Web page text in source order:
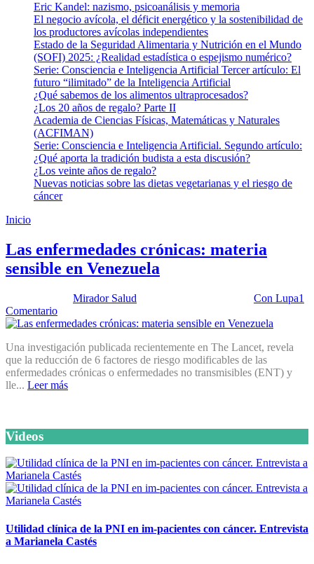
Eric Kandel: nazismo, psicoanálisis y memoria
El negocio avícola, el déficit energético y la sostenibilidad de
los productores avícolas independientes
Estado de la Seguridad Alimentaria y Nutrición en el Mundo
(SOFI) 2025: ¿Realidad estadística o espejismo numérico?
Serie: Consciencia e Inteligencia Artificial Tercer artículo: El
futuro “ilimitado” de la Inteligencia Artificial
¿Qué sabemos de los alimentos ultraprocesados?
¿Los 20 años de regalo? Parte II
Academia de Ciencias Físicas, Matemáticas y Naturales
(ACFIMAN)
Serie: Consciencia e Inteligencia Artificial. Segundo artículo:
¿Qué aporta la tradición budista a esta discusión?
¿Los veinte años de regalo?
Nuevas noticias sobre las dietas vegetarianas y el riesgo de
cáncer
Inicio
Las enfermedades crónicas: materia
sensible en Venezuela
Mirador Salud Con Lupa1
Comentario
Una investigación publicada recientemente en The Lancet, revela
que la reducción de 6 factores de riesgo modificables de las
enfermedades crónicas o enfermedades no transmisibles (ENT) y
lle... Leer más
Videos
Utilidad clínica de la PNI en im-pacientes con cáncer. Entrevista
a Marianela Castés